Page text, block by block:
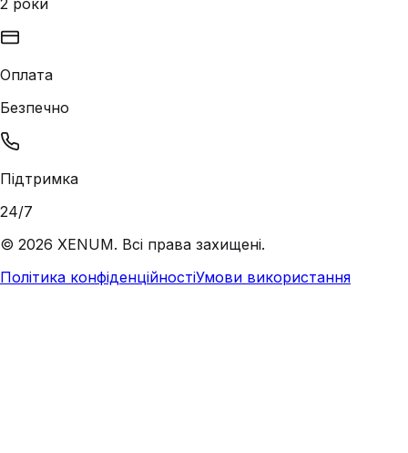
2 роки
Оплата
Безпечно
Підтримка
24/7
© 2026 XENUM. Всі права захищені.
Політика конфіденційностіУмови використання